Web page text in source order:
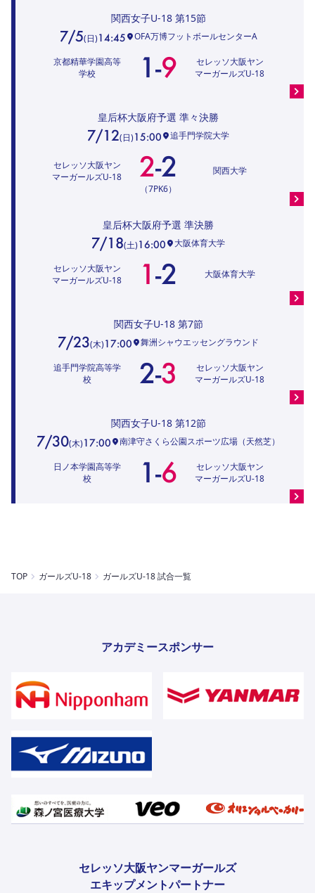
関西女子U-18 第15節
7/5(日)14:45 OFA万博フットボールセンターA
セレッソ大阪ヤン
マーガールズU-18
9
-
1
京都精華学園高等
学校
皇后杯大阪府予選 準々決勝
7/12(日)15:00 追手門学院大学
セレッソ大阪ヤン
マーガールズU-18
2-2
（7PK6）
関西大学
皇后杯大阪府予選 準決勝
7/18(土)16:00 大阪体育大学
セレッソ大阪ヤン
マーガールズU-18
1-2 大阪体育大学
関西女子U-18 第7節
7/23(木)17:00 舞洲シャウエッセングラウンド
セレッソ大阪ヤン
マーガールズU-18
3
-
2
追手門学院高等学
校
関西女子U-18 第12節
7/30(木)17:00 南津守さくら公園スポーツ広場（天然芝）
セレッソ大阪ヤン
マーガールズU-18
6
-
1
日ノ本学園高等学
校
TOP ガールズU-18 ガールズU-18 試合一覧
アカデミースポンサー
セレッソ大阪ヤンマーガールズ
エキップメントパートナー